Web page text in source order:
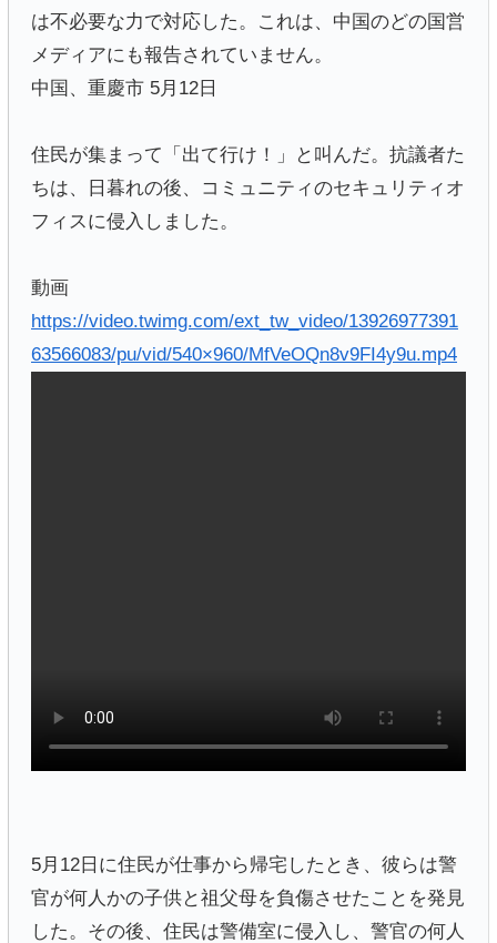
は不必要な力で対応した。これは、中国のどの国営
メディアにも報告されていません。
中国、重慶市 5月12日
住民が集まって「出て行け！」と叫んだ。抗議者た
ちは、日暮れの後、コミュニティのセキュリティオ
フィスに侵入しました。
動画
https://video.twimg.com/ext_tw_video/13926977391
63566083/pu/vid/540×960/MfVeOQn8v9FI4y9u.mp4
5月12日に住民が仕事から帰宅したとき、彼らは警
官が何人かの子供と祖父母を負傷させたことを発見
した。その後、住民は警備室に侵入し、警官の何人